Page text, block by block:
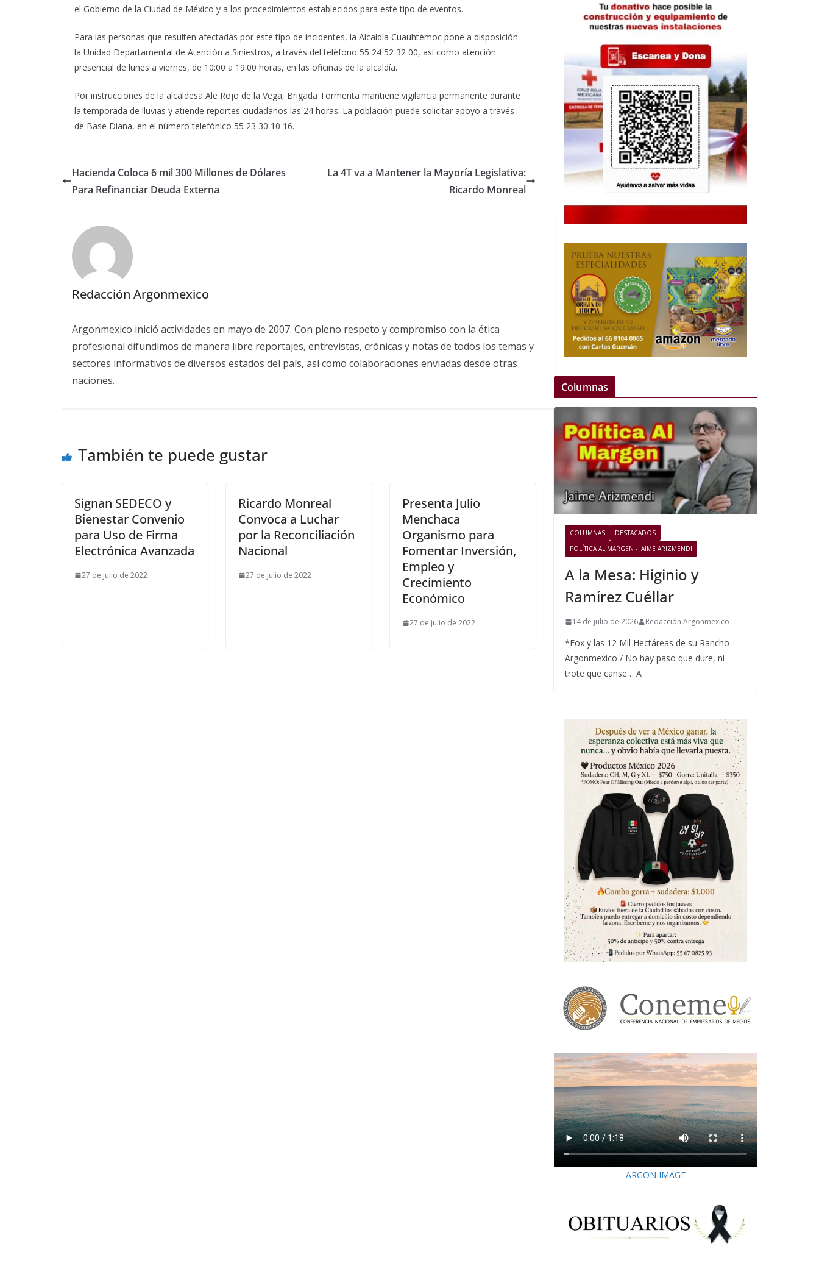
el Gobierno de la Ciudad de México y a los procedimientos establecidos para este tipo de eventos.
Para las personas que resulten afectadas por este tipo de incidentes, la Alcaldía Cuauhtémoc pone a disposición
la Unidad Departamental de Atención a Siniestros, a través del teléfono 55 24 52 32 00, así como atención
presencial de lunes a viernes, de 10:00 a 19:00 horas, en las oficinas de la alcaldía.
Por instrucciones de la alcaldesa Ale Rojo de la Vega, Brigada Tormenta mantiene vigilancia permanente durante
la temporada de lluvias y atiende reportes ciudadanos las 24 horas. La población puede solicitar apoyo a través
de Base Diana, en el número telefónico 55 23 30 10 16.
Hacienda Coloca 6 mil 300 Millones de Dólares
Para Refinanciar Deuda Externa
La 4T va a Mantener la Mayoría Legislativa:
Ricardo Monreal
Redacción Argonmexico
Argonmexico inició actividades en mayo de 2007. Con pleno respeto y compromiso con la ética
profesional difundimos de manera libre reportajes, entrevistas, crónicas y notas de todos los temas y
sectores informativos de diversos estados del país, así como colaboraciones enviadas desde otras
naciones.
También te puede gustar
Signan SEDECO y
Bienestar Convenio
para Uso de Firma
Electrónica Avanzada
27 de julio de 2022
Ricardo Monreal
Convoca a Luchar
por la Reconciliación
Nacional
27 de julio de 2022
Presenta Julio
Menchaca
Organismo para
Fomentar Inversión,
Empleo y
Crecimiento
Económico
27 de julio de 2022
Columnas
COLUMNAS
DESTACADOS
POLÍTICA AL MARGEN - JAIME ARIZMENDI
A la Mesa: Higinio y
Ramírez Cuéllar
14 de julio de 2026 Redacción Argonmexico
*Fox y las 12 Mil Hectáreas de su Rancho
Argonmexico / No hay paso que dure, ni
trote que canse… A
ARGON IMAGE